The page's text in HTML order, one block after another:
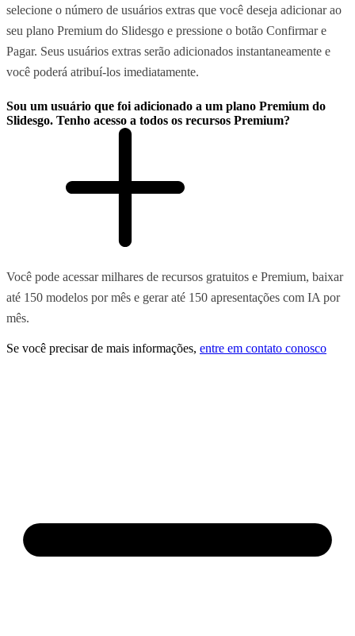
selecione o número de usuários extras que você deseja adicionar ao
seu plano Premium do Slidesgo e pressione o botão Confirmar e
Pagar. Seus usuários extras serão adicionados instantaneamente e
você poderá atribuí-los imediatamente.
Sou um usuário que foi adicionado a um plano Premium do
Slidesgo. Tenho acesso a todos os recursos Premium?
Você pode acessar milhares de recursos gratuitos e Premium, baixar
até 150 modelos por mês e gerar até 150 apresentações com IA por
mês.
Se você precisar de mais informações, entre em contato conosco